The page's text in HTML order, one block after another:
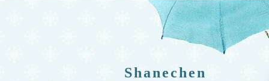
Shanechen